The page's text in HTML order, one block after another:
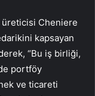
üreticisi Cheniere
kapsayan
“Bu iş birliği,
portföy
ve ticareti